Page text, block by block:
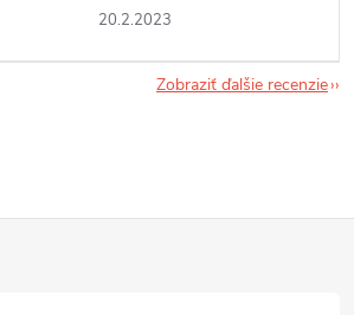
20.2.2023
Zobraziť ďalšie recenzie